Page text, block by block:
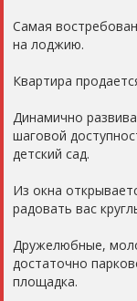
Самая
на лoджию.
Квартира
Динамично
шаговой
детский сад.
Из окна
радовать вас
Дружелюбные,
достаточно
площадка.